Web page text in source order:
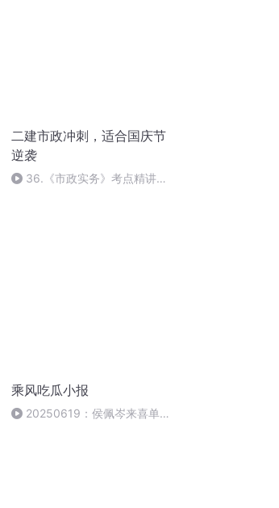
二建市政冲刺，适合国庆节
逆袭
36.《市政实务》考点精讲第
乘风吃瓜小报
20250619：侯佩岑来喜单2